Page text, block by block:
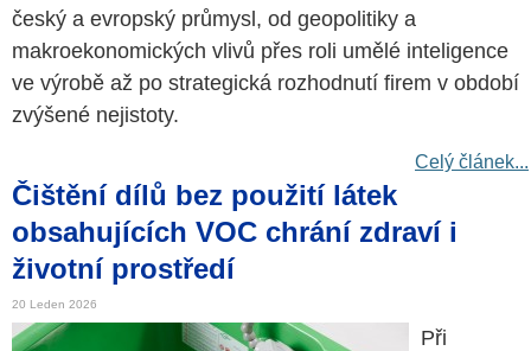
český a evropský průmysl, od geopolitiky a
makroekonomických vlivů přes roli umělé inteligence
ve výrobě až po strategická rozhodnutí firem v období
zvýšené nejistoty.
Celý článek...
Čištění dílů bez použití látek
obsahujících VOC chrání zdraví i
životní prostředí
20 Leden 2026
Při